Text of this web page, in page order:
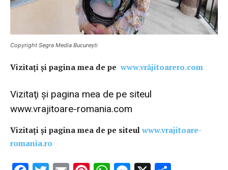
Copyright Segra Media București
Vizitaţi şi pagina mea de pe www.vrăjitoarero.com
Vizitaţi şi pagina mea de pe siteul
www.vrajitoare-romania.com
Vizitaţi şi pagina mea de pe siteul www.vrajitoare-
romania.ro